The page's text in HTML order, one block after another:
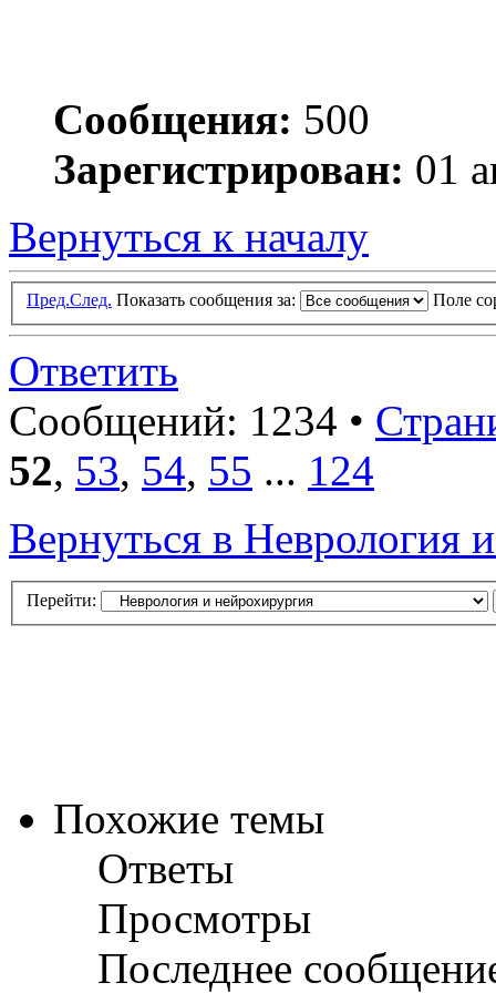
Сообщения: 500
Зарегистрирован: 01
Вернуться к началу
Пред.След. Показать сообщения за: Поле
Ответить
Сообщений: 1234 •
52, 53, 54, 55 ... 124
Вернуться в Неврология
Перейти:
Похожие темы
Ответы
Просмотры
Последнее